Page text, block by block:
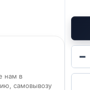
−
нам в
самовывозу